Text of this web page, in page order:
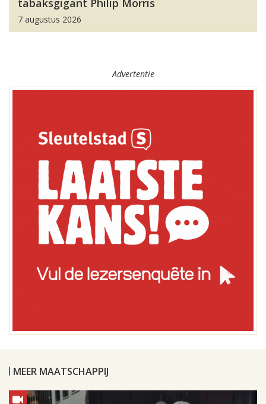
tabaksgigant Philip Morris
7 augustus 2026
Advertentie
MEER MAATSCHAPPIJ